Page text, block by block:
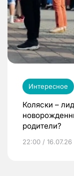
Интересное
Коляски –
родители?
22:00 / 16.07.26